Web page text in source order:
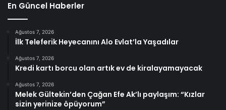
En Güncel Haberler
Ağustos 7, 2026
İlk Teleferik Heyecanını Alo Evlat’la Yaşadılar
Ağustos 7, 2026
Kredi kartı borcu olan artık ev de kiralayamayacak
Ağustos 7, 2026
Melek Gültekin’den Çağan Efe Ak’lı paylaşım: “Kızlar
sizin yerinize öpüyorum”